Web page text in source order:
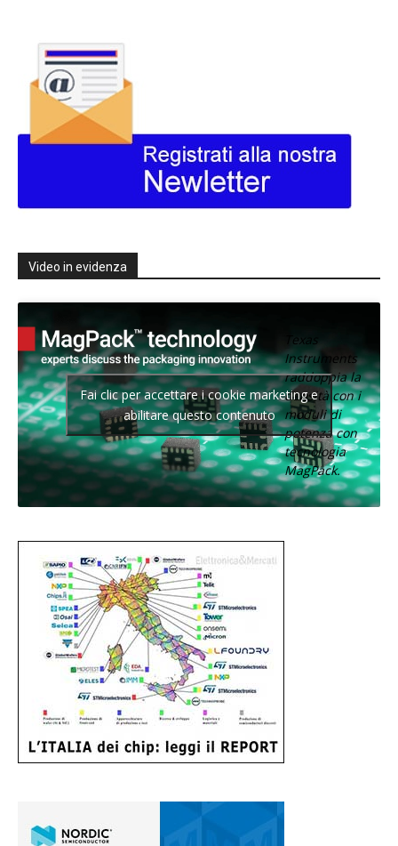
Video in evidenza
Texas
Instruments
raddoppia la
densità con i
moduli di
potenza con
tecnologia
MagPack.
Fai clic per accettare i cookie marketing e
abilitare questo contenuto